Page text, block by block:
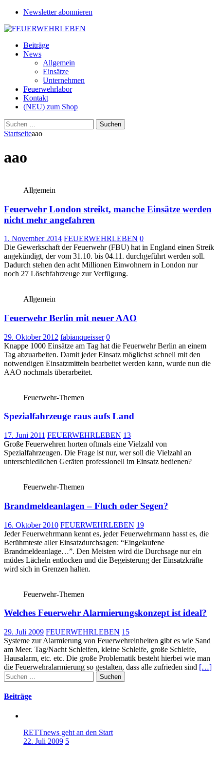
Newsletter abonnieren
Beiträge
News
Allgemein
Einsätze
Unternehmen
Feuerwehrlabor
Kontakt
(NEU) zum Shop
Suchen
nach:
Startseiteaao
aao
Allgemein
Feuerwehr London streikt, manche Einsätze werden
nicht mehr angefahren
1. November 2014 FEUERWEHRLEBEN 0
Die Gewerkschaft der Feuerwehr (FBU) hat in England einen Streik
angekündigt, der vom 31.10. bis 04.11. durchgeführt werden soll.
Dadurch stehen den acht Millionen Einwohnern in London nur
noch 27 Löschfahrzeuge zur Verfügung.
Allgemein
Feuerwehr Berlin mit neuer AAO
29. Oktober 2012 fabianqueisser 0
Knappe 1000 Einsätze am Tag hat die Feuerwehr Berlin an einem
Tag abzuarbeiten. Damit jeder Einsatz möglichst schnell mit den
notwendigen Einsatzmitteln bearbeitet werden kann, wurde nun die
AAO nochmals überarbeitet.
Feuerwehr-Themen
Spezialfahrzeuge raus aufs Land
17. Juni 2011 FEUERWEHRLEBEN 13
Große Feuerwehren horten oftmals eine Vielzahl von
Spezialfahrzeugen. Die Frage ist nur, wer soll die Vielzahl an
unterschiedlichen Geräten professionell im Einsatz bedienen?
Feuerwehr-Themen
Brandmeldeanlagen – Fluch oder Segen?
16. Oktober 2010 FEUERWEHRLEBEN 19
Jeder Feuerwehrmann kennt es, jeder Feuerwehrmann hasst es, die
Berühmteste aller Einsatzdurchsagen: “Eingelaufene
Brandmeldeanlage…”. Den Meisten wird die Durchsage nur ein
müdes Lächeln entlocken und die Begeisterung der Einsatzkräfte
wird sich in Grenzen halten.
Feuerwehr-Themen
Welches Feuerwehr Alarmierungskonzept ist ideal?
29. Juli 2009 FEUERWEHRLEBEN 15
Systeme zur Alarmierung von Feuerwehreinheiten gibt es wie Sand
am Meer. Tag/Nacht Schleifen, kleine Schleife, große Schleife,
Hausalarm, etc. etc. Die große Problematik besteht hierbei wie man
die Feuerwehralarmierung so gestalten, dass alle zufrieden sind […]
Suchen
nach:
Beiträge
RETTnews geht an den Start
22. Juli 2009 5